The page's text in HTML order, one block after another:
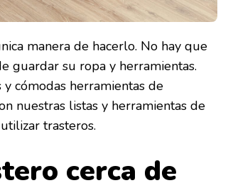
manera de hacerlo. No hay que
guardar su ropa y herramientas.
cómodas herramientas de
nuestras listas y herramientas de
trasteros.
cerca de